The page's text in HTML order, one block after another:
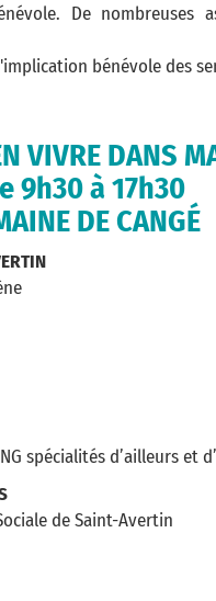
De
bénévole des
VIVRE DANS
9h30 à 17h30
DE CANGÉ
spécialités d’ailleurs et
de Saint-Avertin